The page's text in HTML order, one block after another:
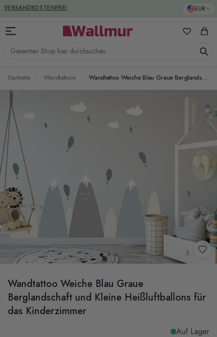
Zum Inhalt springen EUR
Gesamten Shop hier durchsuchen...
Meine
VERSANDKOSTENFREI
Startseite Wandtattoos Wandtattoo Weiche Blau Graue Berglandschaft und Kleine Heißluftballons für das Kinderzimmer
Wandtattoo Weiche Blau Graue
Berglandschaft und Kleine Heißluftballons für
das Kinderzimmer
Auf Lager